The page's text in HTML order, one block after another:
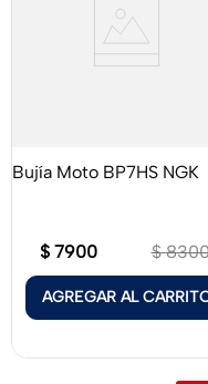
Bujía Moto BP7HS NGK
$
$ 7900
AGREGAR AL